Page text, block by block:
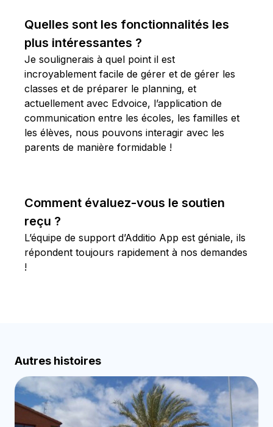
Quelles sont les fonctionnalités les
plus intéressantes ?
Je soulignerais à quel point il est
incroyablement facile de gérer et de gérer les
classes et de préparer le planning, et
actuellement avec Edvoice, l’application de
communication entre les écoles, les familles et
les élèves, nous pouvons interagir avec les
parents de manière formidable !
Comment évaluez-vous le soutien
reçu ?
L’équipe de support d’Additio App est géniale, ils
répondent toujours rapidement à nos demandes
!
Autres histoires